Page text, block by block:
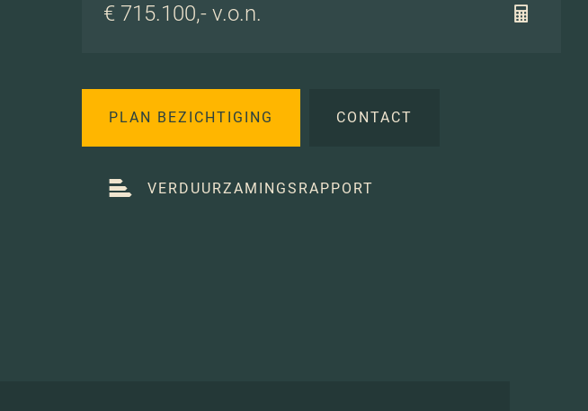
€ 715.100,- v.o.n.
PLAN BEZICHTIGING CONTACT
VERDUURZAMINGSRAPPORT